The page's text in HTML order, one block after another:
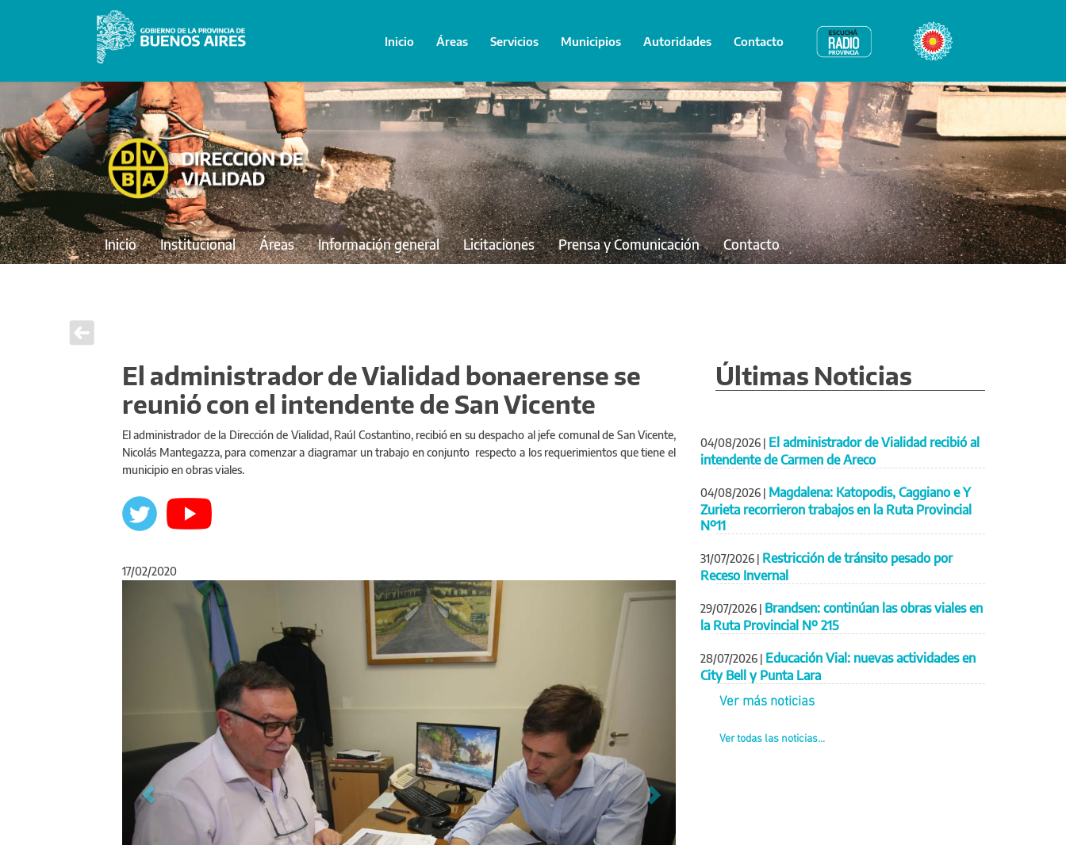
Inicio Áreas Servicios Municipios Autoridades Contacto Radio Provincia Bicentenario
Inicio Institucional Áreas Información general Licitaciones Prensa y Comunicación Contacto
El administrador de Vialidad bonaerense se
reunió con el intendente de San Vicente
El administrador de la Dirección de Vialidad, Raúl Costantino, recibió en su despacho al jefe comunal de San Vicente,
Nicolás Mantegazza, para comenzar a diagramar un trabajo en conjunto respecto a los requerimientos que tiene el
municipio en obras viales.
17/02/2020
Anterior Siguiente
Últimas Noticias
04/08/2026 | El administrador de Vialidad recibió al
intendente de Carmen de Areco
04/08/2026 | Magdalena: Katopodis, Caggiano e Y
Zurieta recorrieron trabajos en la Ruta Provincial
Nº11
31/07/2026 | Restricción de tránsito pesado por
Receso Invernal
29/07/2026 | Brandsen: continúan las obras viales en
la Ruta Provincial Nº 215
28/07/2026 | Educación Vial: nuevas actividades en
City Bell y Punta Lara
Ver más noticias
Ver todas las noticias...